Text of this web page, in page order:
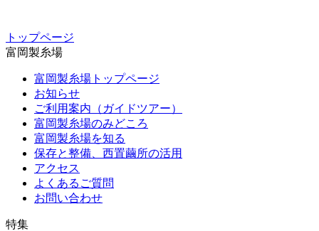
トップページ
富岡製糸場
富岡製糸場トップページ
お知らせ
ご利用案内（ガイドツアー）
富岡製糸場のみどころ
富岡製糸場を知る
保存と整備、西置繭所の活用
アクセス
よくあるご質問
お問い合わせ
特集